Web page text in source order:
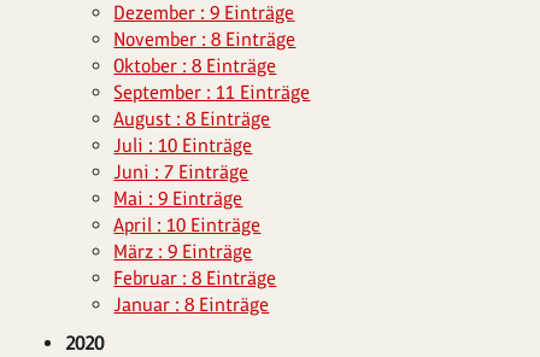
Dezember : 9 Einträge
November : 8 Einträge
Oktober : 8 Einträge
September : 11 Einträge
August : 8 Einträge
Juli : 10 Einträge
Juni : 7 Einträge
Mai : 9 Einträge
April : 10 Einträge
März : 9 Einträge
Februar : 8 Einträge
Januar : 8 Einträge
2020